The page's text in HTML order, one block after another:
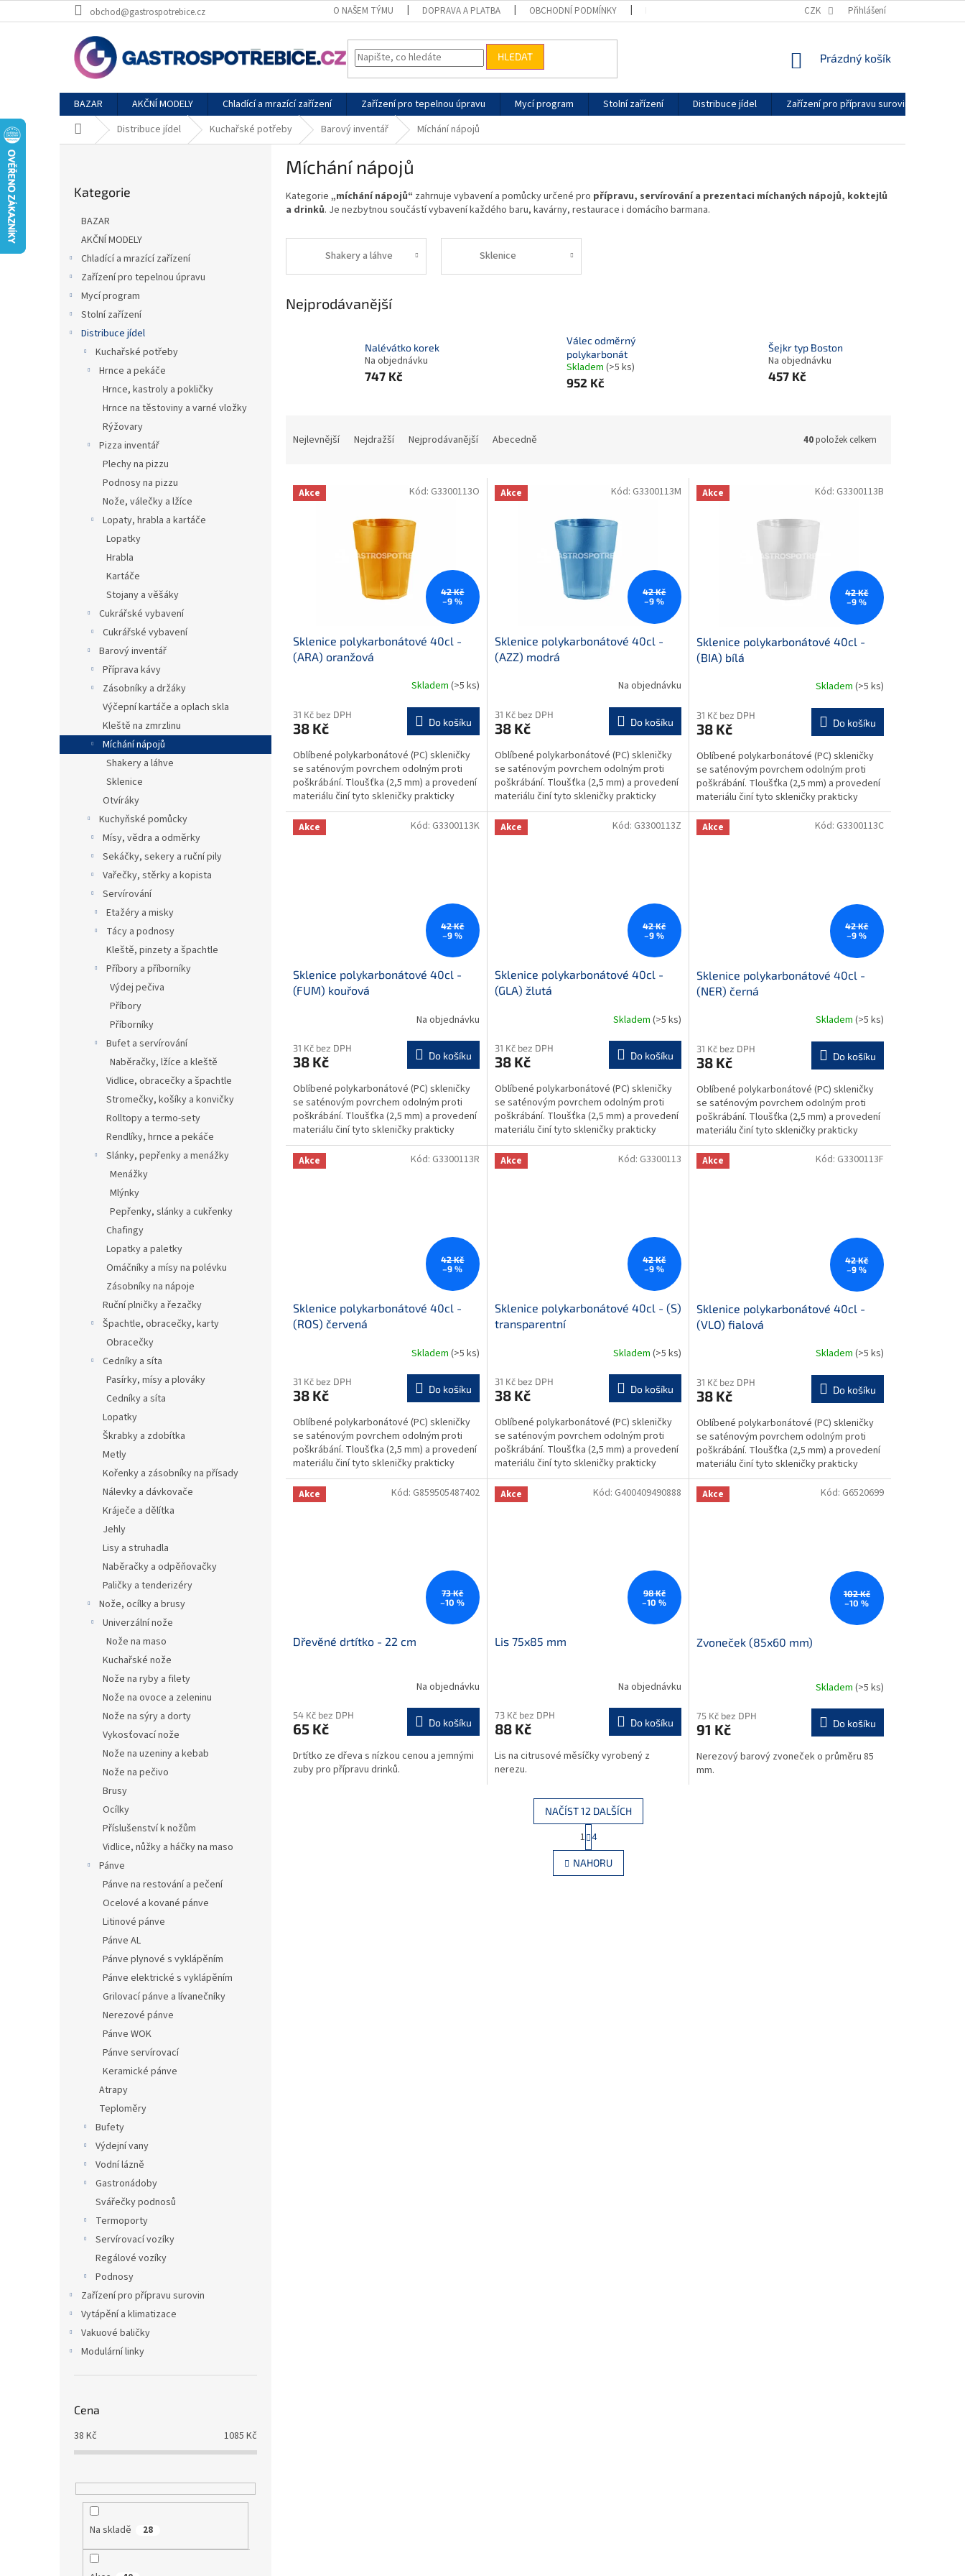
na
obchod@gastrospotrebice.cz O NAŠEM TÝMU DOPRAVA A PLATBA OBCHODNÍ PODMÍNKY ZÁRUČNÍ PODMÍNKY DODACÍ LHŮTY
CZK Přihlášení
HLEDAT
NÁKUPNÍ
Prázdný košík
BAZAR AKČNÍ MODELY Chladící a mrazící zařízení Zařízení pro tepelnou úpravu Mycí program Stolní zařízení Distribuce jídel Zařízení pro přípravu surovin
Domů Distribuce jídel Kuchařské potřeby Barový inventář Míchání nápojů
kategorie
Kategorie
BAZAR
AKČNÍ MODELY
Chladící a mrazící zařízení
Zařízení pro tepelnou úpravu
Mycí program
Stolní zařízení
Distribuce jídel
Kuchařské potřeby
Hrnce a pekáče
Hrnce, kastroly a pokličky
Hrnce na těstoviny a varné vložky
Rýžovary
Pizza inventář
Plechy na pizzu
Podnosy na pizzu
Nože, válečky a lžíce
Lopaty, hrabla a kartáče
Lopatky
Hrabla
Kartáče
Stojany a věšáky
Cukrářské vybavení
Cukrářské vybavení
Barový inventář
Příprava kávy
Zásobníky a držáky
Výčepní kartáče a oplach skla
Kleště na zmrzlinu
Míchání nápojů
Shakery a láhve
Sklenice
Otvíráky
Kuchyňské pomůcky
Mísy, vědra a odměrky
Sekáčky, sekery a ruční pily
Vařečky, stěrky a kopista
Servírování
Etažéry a misky
Tácy a podnosy
Kleště, pinzety a špachtle
Příbory a příborníky
Výdej pečiva
Příbory
Příborníky
Bufet a servírování
Naběračky, lžíce a kleště
Vidlice, obracečky a špachtle
Stromečky, košíky a konvičky
Rolltopy a termo-sety
Rendlíky, hrnce a pekáče
Slánky, pepřenky a menážky
Menážky
Mlýnky
Pepřenky, slánky a cukřenky
Chafingy
Lopatky a paletky
Omáčníky a mísy na polévku
Zásobníky na nápoje
Ruční plničky a řezačky
Špachtle, obracečky, karty
Obracečky
Cedníky a síta
Pasírky, mísy a plováky
Cedníky a síta
Lopatky
Škrabky a zdobítka
Metly
Kořenky a zásobníky na přísady
Nálevky a dávkovače
Kráječe a dělítka
Jehly
Lisy a struhadla
Naběračky a odpěňovačky
Paličky a tenderizéry
Nože, ocílky a brusy
Univerzální nože
Nože na maso
Kuchařské nože
Nože na ryby a filety
Nože na ovoce a zeleninu
Nože na sýry a dorty
Vykosťovací nože
Nože na uzeniny a kebab
Nože na pečivo
Brusy
Ocílky
Příslušenství k nožům
Vidlice, nůžky a háčky na maso
Pánve
Pánve na restování a pečení
Ocelové a kované pánve
Litinové pánve
Pánve AL
Pánve plynové s vyklápěním
Pánve elektrické s vyklápěním
Grilovací pánve a lívanečníky
Nerezové pánve
Pánve WOK
Pánve servírovací
Keramické pánve
Atrapy
Teploměry
Bufety
Výdejní vany
Vodní lázně
Gastronádoby
Svářečky podnosů
Termoporty
Servírovací vozíky
Regálové vozíky
Podnosy
Zařízení pro přípravu surovin
Vytápění a klimatizace
Vakuové baličky
Modulární linky
Cena
38 Kč 1085 Kč
Na skladě 28
Míchání nápojů
Kategorie „míchání nápojů“ zahrnuje vybavení a pomůcky určené pro přípravu, servírování a prezentaci míchaných nápojů, koktejlů
a drinků. Je nezbytnou součástí vybavení každého baru, kavárny, restaurace i domácího barmana.
Shakery a láhve Sklenice
Nejprodávanější
Nalévátko korek
Na objednávku
747 Kč
Válec odměrný
polykarbonát
Skladem (>5 ks)
952 Kč
Šejkr typ Boston
Na objednávku
457 Kč
n
Nejlevnější Nejdražší Nejprodávanější Abecedně 40položek celkem
V Akce
42 Kč
–9 %
Sklenice polykarbonátové 40cl -
(ARA) oranžová
Skladem (>5 ks)
31 Kč bez DPH
38 Kč Do košíku
Oblíbené polykarbonátové (PC) skleničky
se saténovým povrchem odolným proti
poškrábání. Tloušťka (2,5 mm) a provedení
materiálu činí tyto skleničky prakticky
nezničitelnými....
Kód: G3300113O Akce
42 Kč
–9 %
Sklenice polykarbonátové 40cl -
(AZZ) modrá
Na objednávku
31 Kč bez DPH
38 Kč Do košíku
Oblíbené polykarbonátové (PC) skleničky
se saténovým povrchem odolným proti
poškrábání. Tloušťka (2,5 mm) a provedení
materiálu činí tyto skleničky prakticky
nezničitelnými....
Kód: G3300113M Akce
42 Kč
–9 %
Sklenice polykarbonátové 40cl -
(BIA) bílá
Skladem (>5 ks)
31 Kč bez DPH
38 Kč Do košíku
Oblíbené polykarbonátové (PC) skleničky
se saténovým povrchem odolným proti
poškrábání. Tloušťka (2,5 mm) a provedení
materiálu činí tyto skleničky prakticky
nezničitelnými....
Kód: G3300113B
Akce
42 Kč
–9 %
Sklenice polykarbonátové 40cl -
(FUM) kouřová
Na objednávku
31 Kč bez DPH
38 Kč Do košíku
Oblíbené polykarbonátové (PC) skleničky
se saténovým povrchem odolným proti
poškrábání. Tloušťka (2,5 mm) a provedení
materiálu činí tyto skleničky prakticky
nezničitelnými....
Kód: G3300113K Akce
42 Kč
–9 %
Sklenice polykarbonátové 40cl -
(GLA) žlutá
Skladem (>5 ks)
31 Kč bez DPH
38 Kč Do košíku
Oblíbené polykarbonátové (PC) skleničky
se saténovým povrchem odolným proti
poškrábání. Tloušťka (2,5 mm) a provedení
materiálu činí tyto skleničky prakticky
nezničitelnými....
Kód: G3300113Z Akce
42 Kč
–9 %
Sklenice polykarbonátové 40cl -
(NER) černá
Skladem (>5 ks)
31 Kč bez DPH
38 Kč Do košíku
Oblíbené polykarbonátové (PC) skleničky
se saténovým povrchem odolným proti
poškrábání. Tloušťka (2,5 mm) a provedení
materiálu činí tyto skleničky prakticky
nezničitelnými....
Kód: G3300113C
Akce
42 Kč
–9 %
Sklenice polykarbonátové 40cl -
(ROS) červená
Skladem (>5 ks)
31 Kč bez DPH
38 Kč Do košíku
Oblíbené polykarbonátové (PC) skleničky
se saténovým povrchem odolným proti
poškrábání. Tloušťka (2,5 mm) a provedení
materiálu činí tyto skleničky prakticky
nezničitelnými....
Kód: G3300113R Akce
42 Kč
–9 %
Sklenice polykarbonátové 40cl - (S)
transparentní
Skladem (>5 ks)
31 Kč bez DPH
38 Kč Do košíku
Oblíbené polykarbonátové (PC) skleničky
se saténovým povrchem odolným proti
poškrábání. Tloušťka (2,5 mm) a provedení
materiálu činí tyto skleničky prakticky
nezničitelnými....
Kód: G3300113 Akce
42 Kč
–9 %
Sklenice polykarbonátové 40cl -
(VLO) fialová
Skladem (>5 ks)
31 Kč bez DPH
38 Kč Do košíku
Oblíbené polykarbonátové (PC) skleničky
se saténovým povrchem odolným proti
poškrábání. Tloušťka (2,5 mm) a provedení
materiálu činí tyto skleničky prakticky
nezničitelnými....
Kód: G3300113F
Akce
73 Kč
–10 %
Dřevěné drtítko - 22 cm
Na objednávku
54 Kč bez DPH
65 Kč Do košíku
Drtítko ze dřeva s nízkou cenou a jemnými
zuby pro přípravu drinků.
Kód: G859505487402 Akce
98 Kč
–10 %
Lis 75x85 mm
Na objednávku
73 Kč bez DPH
88 Kč Do košíku
Lis na citrusové měsíčky vyrobený z
nerezu.
Kód: G400409490888 Akce
102 Kč
–10 %
Zvoneček (85x60 mm)
Skladem (>5 ks)
75 Kč bez DPH
91 Kč Do košíku
Nerezový barový zvoneček o průměru 85
mm.
Kód: G6520699
O
v
l
NAČÍST 12 DALŠÍCH
t
r
á
n
1 4
NAHORU